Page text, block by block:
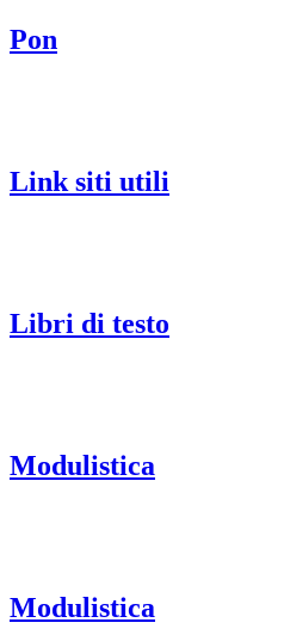
Pon
Link siti utili
Libri di testo
Modulistica
Modulistica